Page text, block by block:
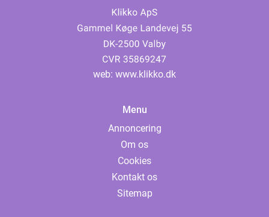
web: www.klikko.dk
Menu
Annoncering
Om os
Cookies
Kontakt os
Sitemap